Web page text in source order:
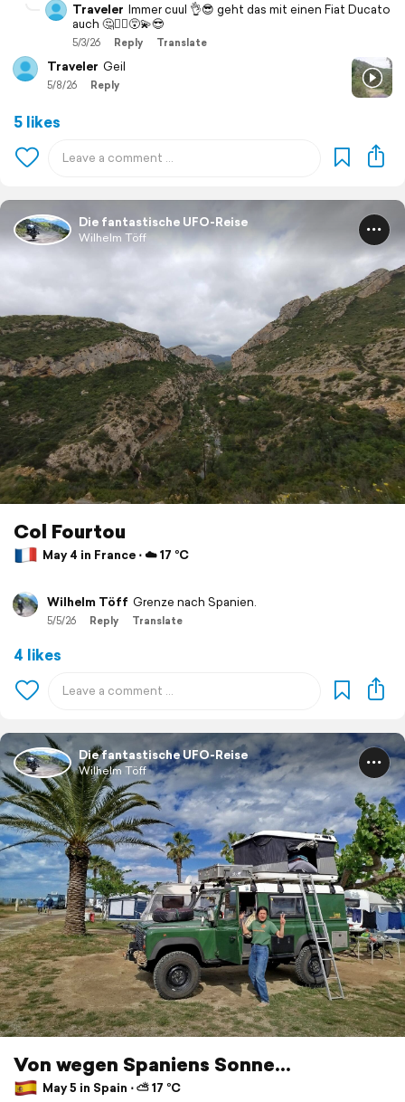
Traveler Immer cuul 👌😎 geht das mit einen Fiat Ducato
auch 🤔🤷‍♂️😵‍💫😎
5/3/26 Reply Translate
Traveler Geil
5/8/26 Reply
5 likes
Die fantastische UFO-Reise
Wilhelm Töff
Col Fourtou
May 4 in France ⋅ ☁️ 17 °C
Wilhelm Töff Grenze nach Spanien.
5/5/26 Reply Translate
4 likes
Die fantastische UFO-Reise
Wilhelm Töff
Von wegen Spaniens Sonne...
May 5 in Spain ⋅ ⛅ 17 °C